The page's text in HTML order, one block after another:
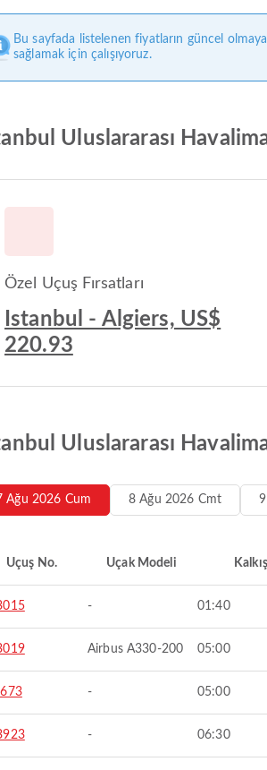
Bu sayfada listelenen fiyatların güncel
sağlamak için çalışıyoruz.
Uluslararası
Özel Uçuş Fırsatları
Istanbul - Algiers, US$
220.93
Uluslararası
Ağu 2026 Cum 8 Ağu 2026 Cmt
Uçuş No. Uçak Modeli Kalkış
- 01:40
Airbus A330-200 05:00
- 05:00
- 06:30